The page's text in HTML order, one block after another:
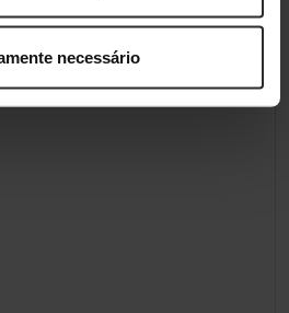
necessário